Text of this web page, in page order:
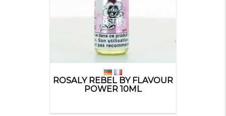
ROSALY REBEL BY FLAVOUR
POWER 10ML